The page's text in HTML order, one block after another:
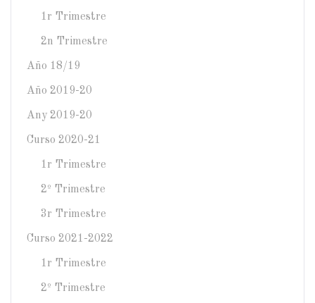
1r Trimestre
2n Trimestre
Año 18/19
Año 2019-20
Any 2019-20
Curso 2020-21
1r Trimestre
2º Trimestre
3r Trimestre
Curso 2021-2022
1r Trimestre
2º Trimestre